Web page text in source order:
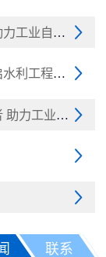

工业自动化

利工程新纪元

力工业与民生


联系